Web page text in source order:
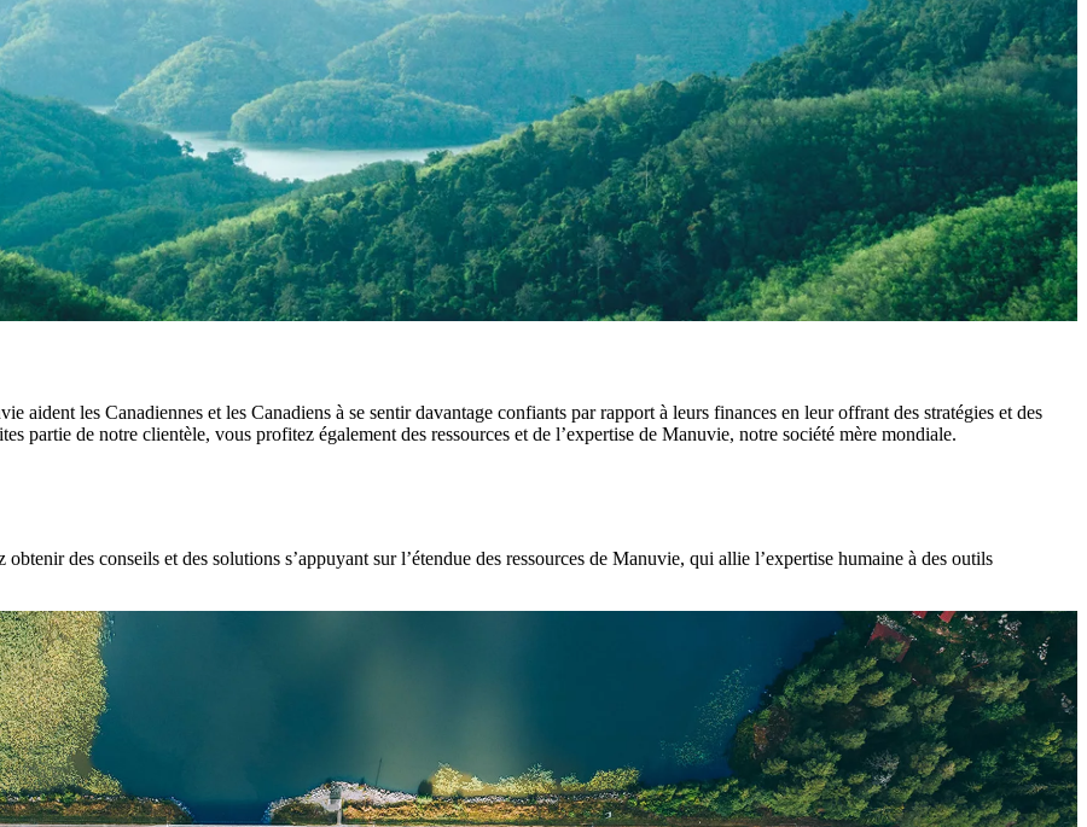
aident les Canadiennes et les Canadiens à se sentir davantage confiants par rapport à leurs finances en leur offrant des stratégies et des
partie de notre clientèle, vous profitez également des ressources et de l’expertise de Manuvie, notre société mère mondiale.
des conseils et des solutions s’appuyant sur l’étendue des ressources de Manuvie, qui allie l’expertise humaine à des outils